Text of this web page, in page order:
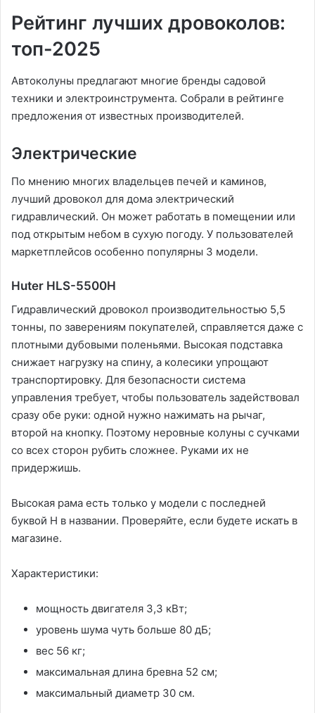
Рейтинг лучших дровоколов:
топ-2025
Автоколуны предлагают многие бренды садовой
техники и электроинструмента. Собрали в рейтинге
предложения от известных производителей.
Электрические
По мнению многих владельцев печей и каминов,
лучший дровокол для дома электрический
гидравлический. Он может работать в помещении или
под открытым небом в сухую погоду. У пользователей
маркетплейсов особенно популярны 3 модели.
Huter HLS-5500H
Гидравлический дровокол производительностью 5,5
тонны, по заверениям покупателей, справляется даже с
плотными дубовыми поленьями. Высокая подставка
снижает нагрузку на спину, а колесики упрощают
транспортировку. Для безопасности система
управления требует, чтобы пользователь задействовал
сразу обе руки: одной нужно нажимать на рычаг,
второй на кнопку. Поэтому неровные колуны с сучками
со всех сторон рубить сложнее. Руками их не
придержишь.
Высокая рама есть только у модели с последней
буквой Н в названии. Проверяйте, если будете искать в
магазине.
Характеристики:
мощность двигателя 3,3 кВт;
уровень шума чуть больше 80 дБ;
вес 56 кг;
максимальная длина бревна 52 см;
максимальный диаметр 30 см.